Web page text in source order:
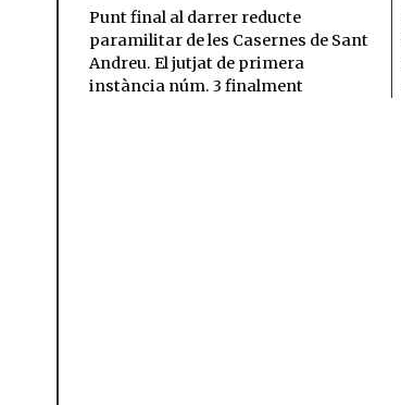
Punt final al darrer reducte
paramilitar de les Casernes de Sant
Andreu. El jutjat de primera
instància núm. 3 finalment